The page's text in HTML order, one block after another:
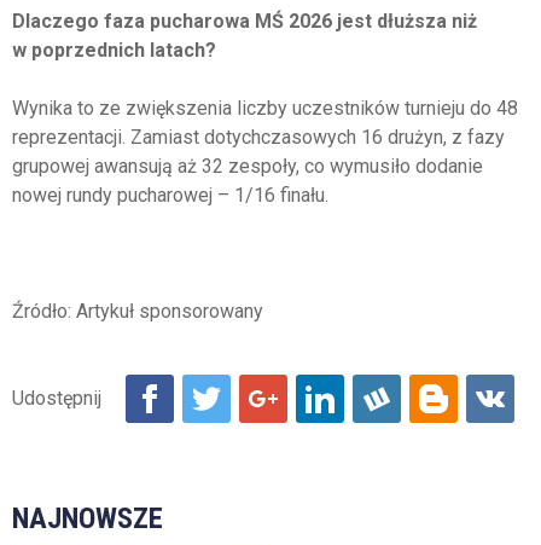
Dlaczego faza pucharowa MŚ 2026 jest dłuższa niż
w poprzednich latach?
Wynika to ze zwiększenia liczby uczestników turnieju do 48
reprezentacji. Zamiast dotychczasowych 16 drużyn, z fazy
grupowej awansują aż 32 zespoły, co wymusiło dodanie
nowej rundy pucharowej – 1/16 finału.
Źródło: Artykuł sponsorowany
NAJNOWSZE